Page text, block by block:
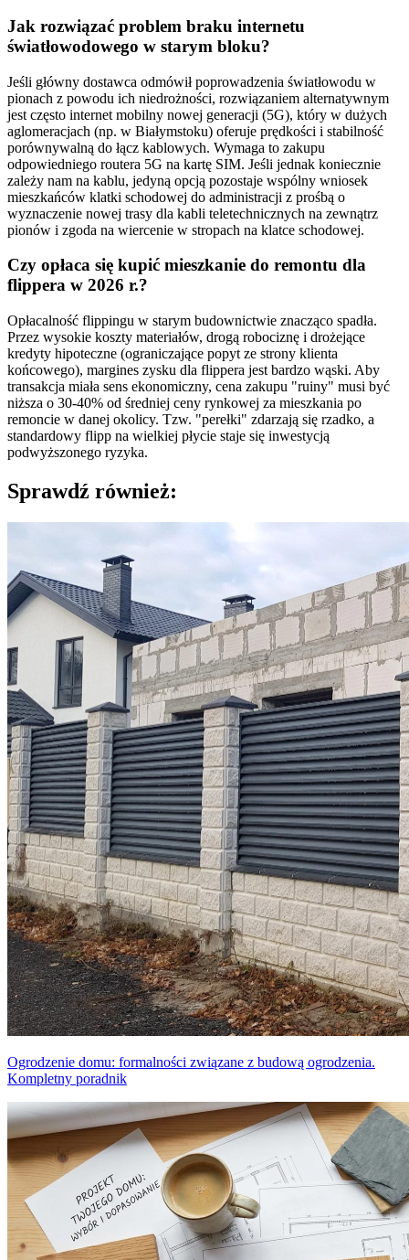
Jak rozwiązać problem braku internetu
światłowodowego w starym bloku?
Jeśli główny dostawca odmówił poprowadzenia światłowodu w
pionach z powodu ich niedrożności, rozwiązaniem alternatywnym
jest często internet mobilny nowej generacji (5G), który w dużych
aglomeracjach (np. w Białymstoku) oferuje prędkości i stabilność
porównywalną do łącz kablowych. Wymaga to zakupu
odpowiedniego routera 5G na kartę SIM. Jeśli jednak koniecznie
zależy nam na kablu, jedyną opcją pozostaje wspólny wniosek
mieszkańców klatki schodowej do administracji z prośbą o
wyznaczenie nowej trasy dla kabli teletechnicznych na zewnątrz
pionów i zgoda na wiercenie w stropach na klatce schodowej.
Czy opłaca się kupić mieszkanie do remontu dla
flippera w 2026 r.?
Opłacalność flippingu w starym budownictwie znacząco spadła.
Przez wysokie koszty materiałów, drogą robociznę i drożejące
kredyty hipoteczne (ograniczające popyt ze strony klienta
końcowego), margines zysku dla flippera jest bardzo wąski. Aby
transakcja miała sens ekonomiczny, cena zakupu "ruiny" musi być
niższa o 30-40% od średniej ceny rynkowej za mieszkania po
remoncie w danej okolicy. Tzw. "perełki" zdarzają się rzadko, a
standardowy flipp na wielkiej płycie staje się inwestycją
podwyższonego ryzyka.
Sprawdź również:
Ogrodzenie domu: formalności związane z budową ogrodzenia.
Kompletny poradnik